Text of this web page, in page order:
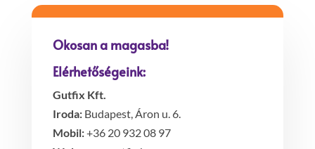
Okosan a magasba!
Elérhetőségeink:
Gutfix Kft.
Iroda:Budapest, Áron u. 6.
Mobil:+36 20 932 08 97